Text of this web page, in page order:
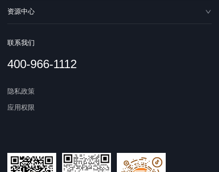
资源中心
联系我们
400-966-1112
隐私政策
应用权限